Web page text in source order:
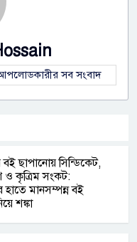
সব সংবাদ
বই ছাপানোয় সিন্ডিকেট,
ও কৃত্রিম সংকট:
হাতে মানসম্পন্ন বই
শঙ্কা